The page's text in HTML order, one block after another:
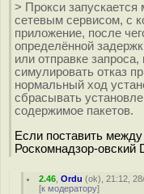
> Прокси
сетевым сервисом, с
приложение, после
определённой
или отправке
симулировать отказ
нормальный ход
сбрасывать
содержимое пакетов.
Если поставить
Роскомнадзор-овский
2.46 ,Ordu (ok), 21:12,
[к модератору]